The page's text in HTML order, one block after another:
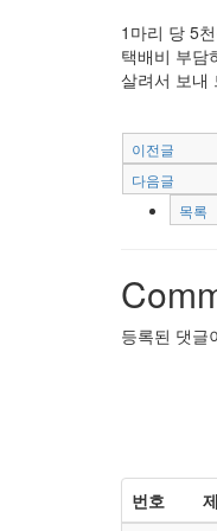
1마리 당 5
택배비 부담
살려서 보내
이전글
다음글
목록
등록된 댓글
번호